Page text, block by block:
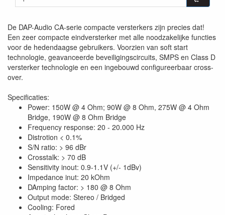
De DAP-Audio CA-serie compacte versterkers zijn precies dat!
Een zeer compacte eindversterker met alle noodzakelijke functies
voor de hedendaagse gebruikers. Voorzien van soft start
technologie, geavanceerde beveiligingscircuits, SMPS en Class D
versterker technologie en een ingebouwd configureerbaar cross-
over.
Specificaties:
Power: 150W @ 4 Ohm; 90W @ 8 Ohm, 275W @ 4 Ohm
Bridge, 190W @ 8 Ohm Bridge
Frequency response: 20 - 20.000 Hz
Distrotion < 0.1%
S/N ratio: > 96 dBr
Crosstalk: > 70 dB
Sensitivity inout: 0.9-1.1V (+/- 1dBv)
Impedance inut: 20 kOhm
DAmping factor: > 180 @ 8 Ohm
Output mode: Stereo / Bridged
Cooling: Fored